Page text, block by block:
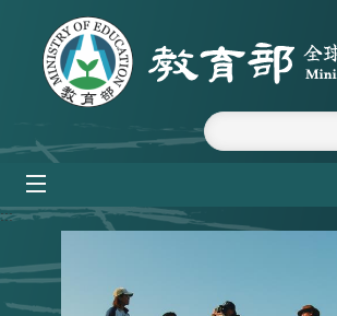
跳到主要內容區塊
:::